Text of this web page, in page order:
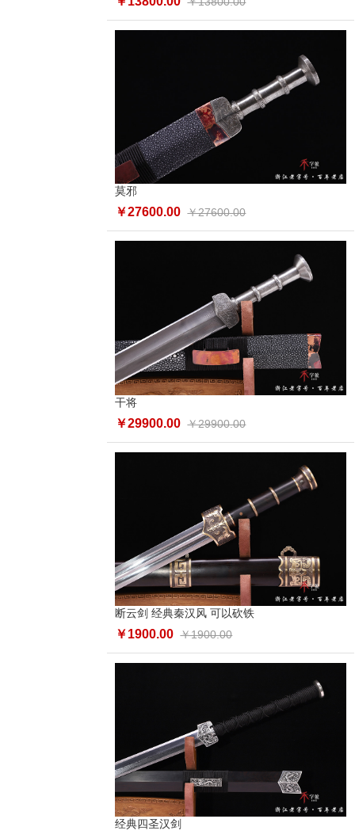
莫邪
￥27600.00 ￥27600.00
干将
￥29900.00 ￥29900.00
断云剑 经典秦汉风 可以砍铁
￥1900.00 ￥1900.00
经典四圣汉剑